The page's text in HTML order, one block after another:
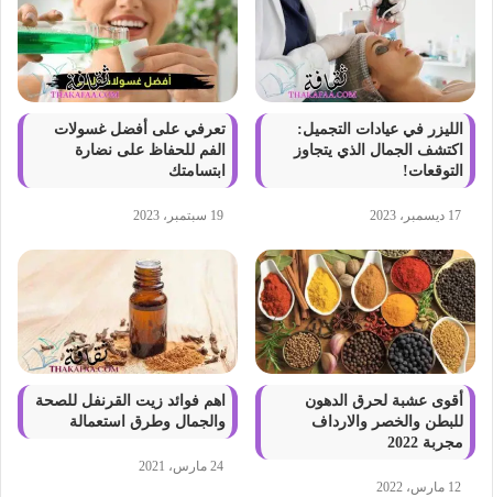
الليزر في عيادات التجميل:
اكتشف الجمال الذي يتجاوز
التوقعات!
17 ديسمبر، 2023
تعرفي على أفضل غسولات
الفم للحفاظ على نضارة
ابتسامتك
19 سبتمبر، 2023
أقوى عشبة لحرق الدهون
للبطن والخصر والارداف
مجربة 2022
12 مارس، 2022
اهم فوائد زيت القرنفل للصحة
والجمال وطرق استعمالة
24 مارس، 2021